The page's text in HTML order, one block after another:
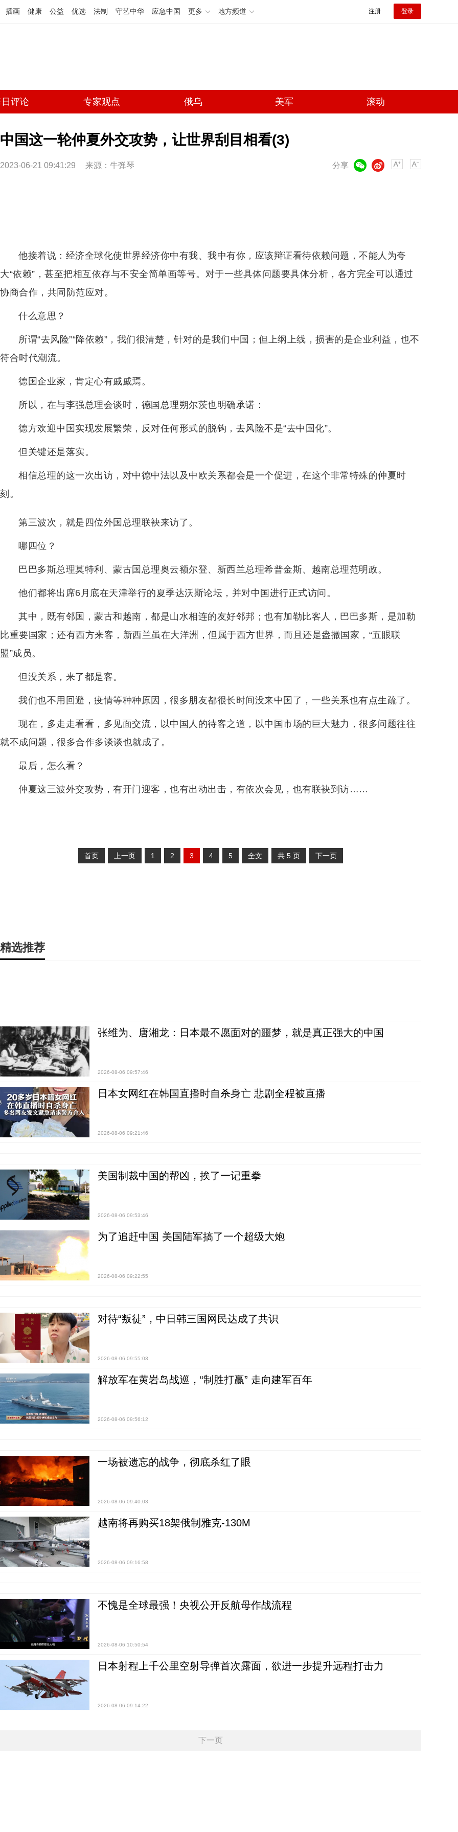
插画 健康 公益 优选 法制 守艺中华 应急中国 更多 地方频道 注册 登录
评论 专家观点 俄乌 美军 滚动
中国这一轮仲夏外交攻势，让世界刮目相看(3)
2023-06-21 09:41:29 来源：牛弹琴 分享
微博
他接着说：经济全球化使世界经济你中有我、我中有你，应该辩证看待依赖问题，不能人为夸
大“依赖”，甚至把相互依存与不安全简单画等号。对于一些具体问题要具体分析，各方完全可以通过
协商合作，共同防范应对。
什么意思？
所谓“去风险”“降依赖”，我们很清楚，针对的是我们中国；但上纲上线，损害的是企业利益，也不
符合时代潮流。
德国企业家，肯定心有戚戚焉。
所以，在与李强总理会谈时，德国总理朔尔茨也明确承诺：
德方欢迎中国实现发展繁荣，反对任何形式的脱钩，去风险不是“去中国化”。
但关键还是落实。
相信总理的这一次出访，对中德中法以及中欧关系都会是一个促进，在这个非常特殊的仲夏时
刻。
第三波次，就是四位外国总理联袂来访了。
哪四位？
巴巴多斯总理莫特利、蒙古国总理奥云额尔登、新西兰总理希普金斯、越南总理范明政。
他们都将出席6月底在天津举行的夏季达沃斯论坛，并对中国进行正式访问。
其中，既有邻国，蒙古和越南，都是山水相连的友好邻邦；也有加勒比客人，巴巴多斯，是加勒
比重要国家；还有西方来客，新西兰虽在大洋洲，但属于西方世界，而且还是盎撒国家，“五眼联
盟”成员。
但没关系，来了都是客。
我们也不用回避，疫情等种种原因，很多朋友都很长时间没来中国了，一些关系也有点生疏了。
现在，多走走看看，多见面交流，以中国人的待客之道，以中国市场的巨大魅力，很多问题往往
就不成问题，很多合作多谈谈也就成了。
最后，怎么看？
仲夏这三波外交攻势，有开门迎客，也有出动出击，有依次会见，也有联袂到访……
首页 上一页 1 2 3 4 5 全文 共 5 页 下一页
精选推荐
张维为、唐湘龙：日本最不愿面对的噩梦，就是真正强大的中国
2026-08-06 09:57:46
日本女网红在韩国直播时自杀身亡 悲剧全程被直播
2026-08-06 09:21:46
美国制裁中国的帮凶，挨了一记重拳
2026-08-06 09:53:46
为了追赶中国 美国陆军搞了一个超级大炮
2026-08-06 09:22:55
对待“叛徒”，中日韩三国网民达成了共识
2026-08-06 09:55:03
解放军在黄岩岛战巡，“制胜打赢” 走向建军百年
2026-08-06 09:56:12
一场被遗忘的战争，彻底杀红了眼
2026-08-06 09:40:03
越南将再购买18架俄制雅克-130M
2026-08-06 09:16:58
不愧是全球最强！央视公开反航母作战流程
2026-08-06 10:50:54
日本射程上千公里空射导弹首次露面，欲进一步提升远程打击力
2026-08-06 09:14:22
下一页